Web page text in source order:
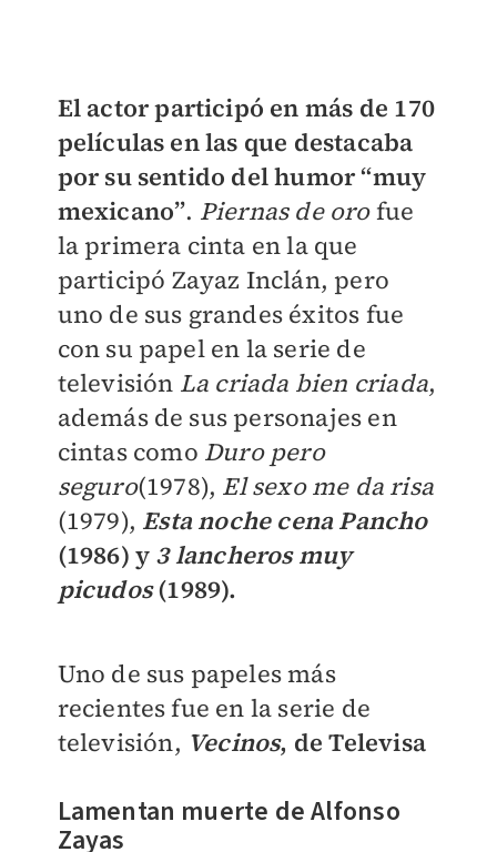
El actor participó en más de 170
películas en las que destacaba
por su sentido del humor “muy
mexicano”. Piernas de orofue
la primera cinta en la que
participó Zayaz Inclán, pero
uno de sus grandes éxitos fue
con su papel en la serie de
televisión La criada bien criada,
además de sus personajes en
cintas como Duro pero
seguro(1978), El sexo me da risa
(1979), Esta noche cena Pancho
(1986) y 3 lancheros muy
picudos(1989).
Uno de sus papeles más
recientes fue en la serie de
televisión, Vecinos, de Televisa
Lamentan muerte de Alfonso
Zayas